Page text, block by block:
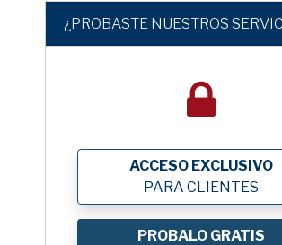
¿PROBASTE NUESTROS
ACCESO EXCLUSIVO
PARA CLIENTES
PROBALO GRATIS